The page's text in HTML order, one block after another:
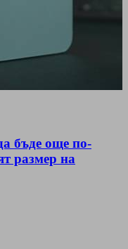
бъде още по-
размер на